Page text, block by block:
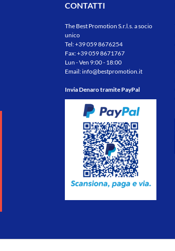
CONTATTI
The Best Promotion S.r.l.s. a socio
unico
Tel:+39 059 8676254
Fax: +39 059 8671767
Lun - Ven 9:00 - 18:00
Email:info@bestpromotion.it
Invia Denaro tramite PayPal